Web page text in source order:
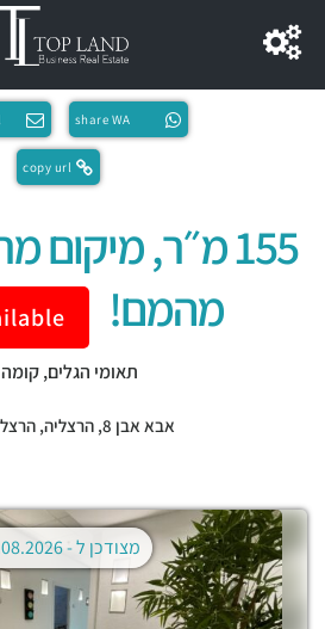
share WA
copy url
155 מ״ר,
מהמם!
תאומי הגלים, קומה
אבא אבן 8, הרצליה,
מצודכן ל -02.08.2026